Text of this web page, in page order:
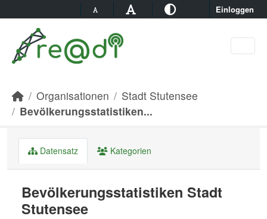
Einloggen
Organisationen
Stadt Stutensee
Bevölkerungsstatistiken...
Datensatz Kategorien
Bevölkerungsstatistiken Stadt
Stutensee